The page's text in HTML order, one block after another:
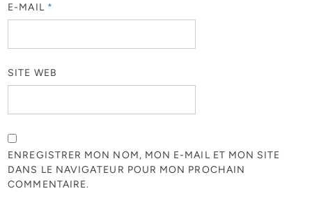
E-MAIL *
SITE WEB
ENREGISTRER MON NOM, MON E-MAIL ET MON SITE
DANS LE NAVIGATEUR POUR MON PROCHAIN
COMMENTAIRE.